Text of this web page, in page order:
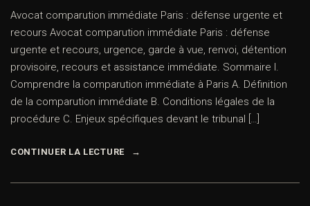
Avocat comparution immédiate Paris : défense urgente et
recours Avocat comparution immédiate Paris : défense
urgente et recours, urgence, garde à vue, renvoi, détention
provisoire, recours et assistance immédiate. Sommaire I.
Comprendre la comparution immédiate à Paris A. Définition
de la comparution immédiate B. Conditions légales de la
procédure C. Enjeux spécifiques devant le tribunal […]
CONTINUER LA LECTURE